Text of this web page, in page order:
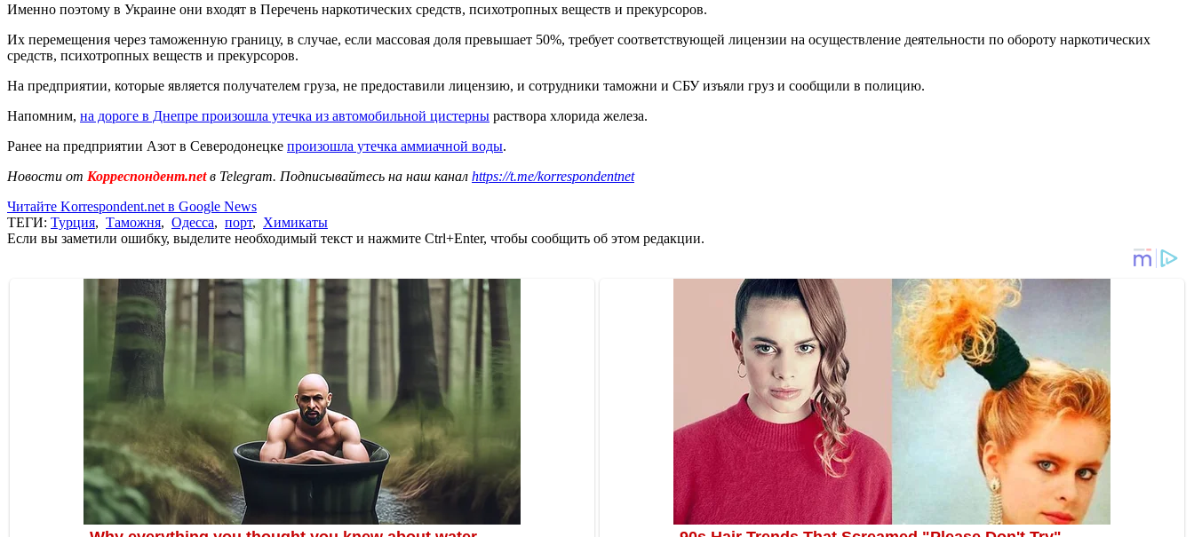
Именно поэтому в Украине они входят в Перечень наркотических средств, психотропных веществ и прекурсоров.
Их перемещения через таможенную границу, в случае, если массовая доля превышает 50%, требует соответствующей лицензии на осуществление деятельности по обороту наркотических
средств, психотропных веществ и прекурсоров.
На предприятии, которые является получателем груза, не предоставили лицензию, и сотрудники таможни и СБУ изъяли груз и сообщили в полицию.
Напомним, на дороге в Днепре произошла утечка из автомобильной цистерны раствора хлорида железа.
Ранее на предприятии Азот в Северодонецке произошла утечка аммиачной воды.
Новости от Корреспондент.netв Telegram. Подписывайтесь на наш канал https://t.me/korrespondentnet
Читайте Korrespondent.net в Google News
ТЕГИ: Турция, Таможня, Одесса, порт, Химикаты
Если вы заметили ошибку, выделите необходимый текст и нажмите Ctrl+Enter, чтобы сообщить об этом редакции.